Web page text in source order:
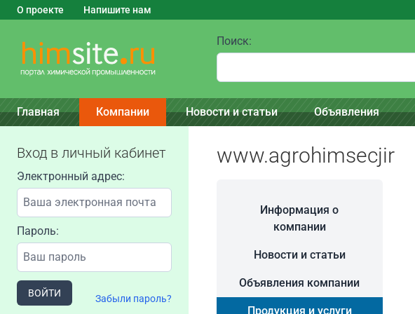
О проекте Напишите нам
Поиск:
Главная Компании Новости и статьи Объявления
Вход в личный кабинет
Электронный адрес:
Пароль:
ВОЙТИ Забыли пароль?
www.agrohimsecjir
Информация о
компании
Новости и статьи
Объявления компании
Продукция и услуги